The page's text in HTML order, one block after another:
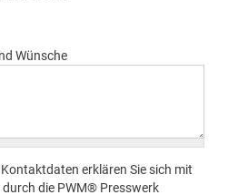
Wünsche
erklären Sie sich mit
die PWM® Presswerk